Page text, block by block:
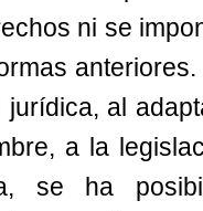
ni se
jurídica, al
a la
se ha